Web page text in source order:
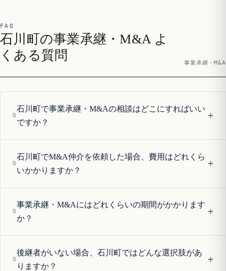
FAQ
石川町の事業承継・M&A よ
くある質問
事業承継・M&A
石川町で事業承継・M&Aの相談はどこにすればいい
ですか？
+
石川町でM&A仲介を依頼した場合、費用はどれくら
いかかりますか？
+
事業承継・M&Aにはどれくらいの期間がかかります
か？
+
後継者がいない場合、石川町ではどんな選択肢があ
りますか？
+